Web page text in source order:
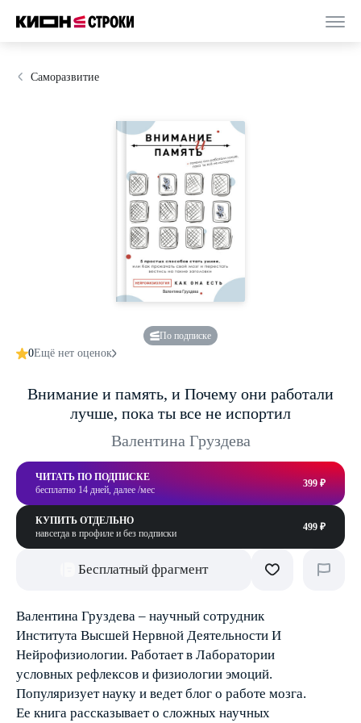
Саморазвитие
По подписке
0Ещё нет оценок
Внимание и память, и Почему они работали
лучше, пока ты все не испортил
Валентина Груздева
ЧИТАТЬ ПО ПОДПИСКЕ
бесплатно 14 дней, далее /мес
399 ₽
КУПИТЬ ОТДЕЛЬНО
навсегда в профиле и без подписки
499 ₽
Бесплатный фрагмент
Валентина Груздева – научный сотрудник
Института Высшей Нервной Деятельности И
Нейрофизиологии. Работает в Лаборатории
условных рефлексов и физиологии эмоций.
Популяризует науку и ведет блог о работе мозга.
Ее книга рассказывает о сложных научных